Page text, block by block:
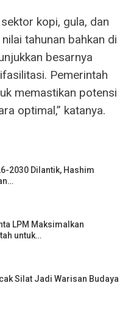
kopi, gula, dan
tahunan bahkan di
besarnya
Pemerintah
memastikan potensi
optimal,” katanya.
2030 Dilantik, Hashim
LPM Maksimalkan
untuk…
Silat Jadi Warisan Budaya